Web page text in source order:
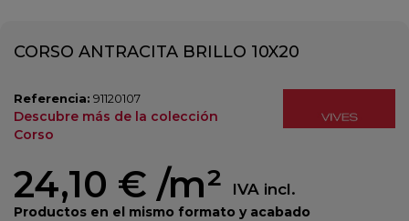
CORSO ANTRACITA BRILLO 10X20
Referencia: 91120107
Descubre más de la colección
Corso
24,10 € /m² IVA incl.
Productos en el mismo formato y acabado